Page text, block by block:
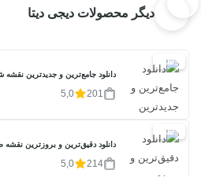
دیگر محصولات دیجی دیتا
20%
دانلود جامع‌ترین و جدیدترین
201
5,0
20%
دانلود دقیق‌ترین و بروزترین
214
5,0